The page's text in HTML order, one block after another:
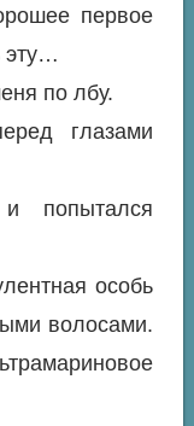
первое
эту…
по лбу.
глазами
особь
волосами.